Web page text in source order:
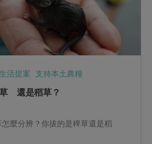
活提案 支持本土農糧
還是稻草？
怎麼分辨？你拔的是稗草還是稻